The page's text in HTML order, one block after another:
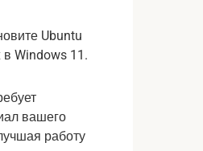
Ubuntu
Windows 11.
вашего
работу